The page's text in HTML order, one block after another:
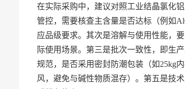
在实际采购中，建议对照工业结晶氯化
管控，需要核查主含量是否达标（例如
应品级要求。其次是溶解与使用性能，
际使用场景。第三是批次一致性，即生
规范，是否采用密封防潮包装（如25kg
风，避免与碱性物质混存）。第五是技